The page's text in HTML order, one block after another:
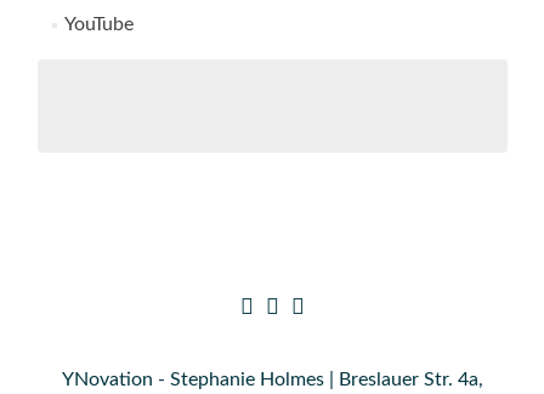
YouTube
YNovation - Stephanie Holmes | Breslauer Str. 4a,